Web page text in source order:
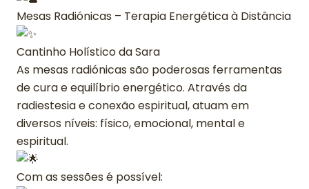
Mesas Radiónicas – Terapia Energética à Distância
Cantinho Holístico da Sara
As mesas radiónicas são poderosas ferramentas
de cura e equilíbrio energético. Através da
radiestesia e conexão espiritual, atuam em
diversos níveis: físico, emocional, mental e
espiritual.
Com as sessões é possível: